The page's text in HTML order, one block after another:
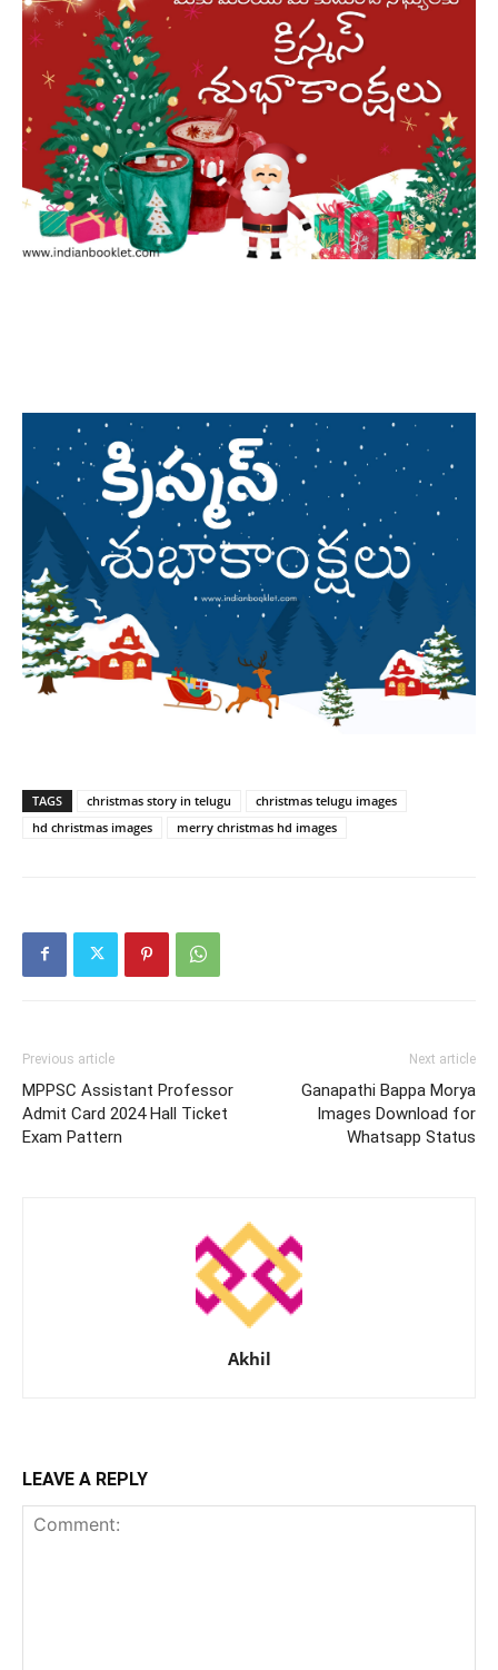
TAGS christmas story in telugu
christmas telugu images
hd christmas images
merry christmas hd images
Previous article
MPPSC Assistant Professor
Admit Card 2024 Hall Ticket
Exam Pattern
Next article
Ganapathi Bappa Morya
Images Download for
Whatsapp Status
Akhil
LEAVE A REPLY